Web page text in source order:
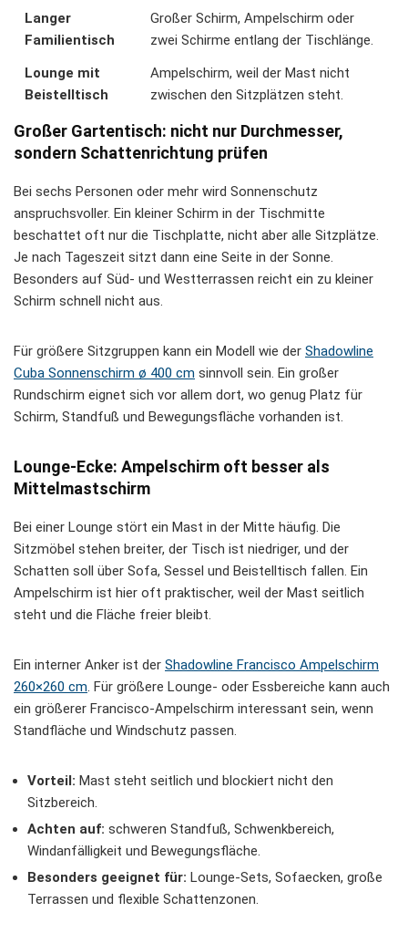
Langer
Familientisch
Großer Schirm, Ampelschirm oder
zwei Schirme entlang der Tischlänge.
Lounge mit
Beistelltisch
Ampelschirm, weil der Mast nicht
zwischen den Sitzplätzen steht.
Großer Gartentisch: nicht nur Durchmesser,
sondern Schattenrichtung prüfen
Bei sechs Personen oder mehr wird Sonnenschutz
anspruchsvoller. Ein kleiner Schirm in der Tischmitte
beschattet oft nur die Tischplatte, nicht aber alle Sitzplätze.
Je nach Tageszeit sitzt dann eine Seite in der Sonne.
Besonders auf Süd- und Westterrassen reicht ein zu kleiner
Schirm schnell nicht aus.
Für größere Sitzgruppen kann ein Modell wie der Shadowline
Cuba Sonnenschirm ø 400 cm sinnvoll sein. Ein großer
Rundschirm eignet sich vor allem dort, wo genug Platz für
Schirm, Standfuß und Bewegungsfläche vorhanden ist.
Lounge-Ecke: Ampelschirm oft besser als
Mittelmastschirm
Bei einer Lounge stört ein Mast in der Mitte häufig. Die
Sitzmöbel stehen breiter, der Tisch ist niedriger, und der
Schatten soll über Sofa, Sessel und Beistelltisch fallen. Ein
Ampelschirm ist hier oft praktischer, weil der Mast seitlich
steht und die Fläche freier bleibt.
Ein interner Anker ist der Shadowline Francisco Ampelschirm
260×260 cm. Für größere Lounge- oder Essbereiche kann auch
ein größerer Francisco-Ampelschirm interessant sein, wenn
Standfläche und Windschutz passen.
Vorteil: Mast steht seitlich und blockiert nicht den
Sitzbereich.
Achten auf: schweren Standfuß, Schwenkbereich,
Windanfälligkeit und Bewegungsfläche.
Besonders geeignet für: Lounge-Sets, Sofaecken, große
Terrassen und flexible Schattenzonen.